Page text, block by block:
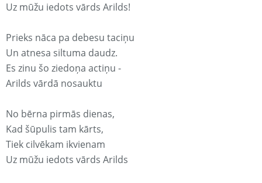
Uz mūžu iedots vārds Arilds!
Prieks nāca pa debesu taciņu
Un atnesa siltuma daudz.
Es zinu šo ziedoņa actiņu -
Arilds vārdā nosauktu
No bērna pirmās dienas,
Kad šūpulis tam kārts,
Tiek cilvēkam ikvienam
Uz mūžu iedots vārds Arilds